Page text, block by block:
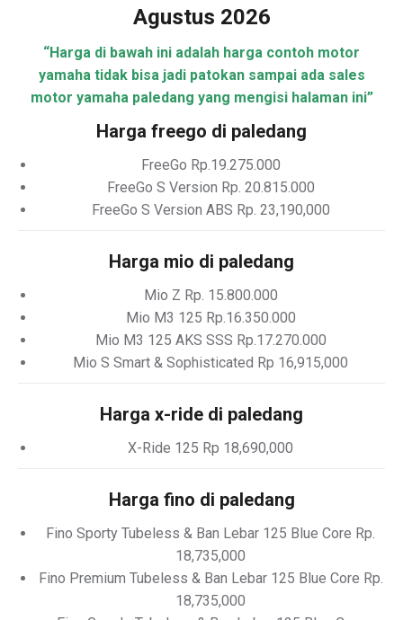
Agustus 2026
“Harga di bawah ini adalah harga contoh motor
yamaha tidak bisa jadi patokan sampai ada sales
motor yamaha paledang yang mengisi halaman ini”
Harga freego di paledang
FreeGo Rp.19.275.000
FreeGo S Version Rp. 20.815.000
FreeGo S Version ABS Rp. 23,190,000
Harga mio di paledang
Mio Z Rp. 15.800.000
Mio M3 125 Rp.16.350.000
Mio M3 125 AKS SSS Rp.17.270.000
Mio S Smart & Sophisticated Rp 16,915,000
Harga x-ride di paledang
X-Ride 125 Rp 18,690,000
Harga fino di paledang
Fino Sporty Tubeless & Ban Lebar 125 Blue Core Rp.
18,735,000
Fino Premium Tubeless & Ban Lebar 125 Blue Core Rp.
18,735,000